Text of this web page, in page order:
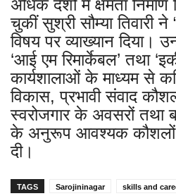
अधिक देशों में क्षमता निर्माण
चुकीं सुश्री सौम्या तिवारी
विषय पर व्याख्यान दिया।
‘आई एम रिमार्केबल’ तथा
कार्यशालाओं के माध्यम से
विकास, प्रभावी संवाद
स्वरोजगार के अवसरों तथा
के अनुरूप आवश्यक कौशलों
दी।
TAGS Sarojininagar skills and